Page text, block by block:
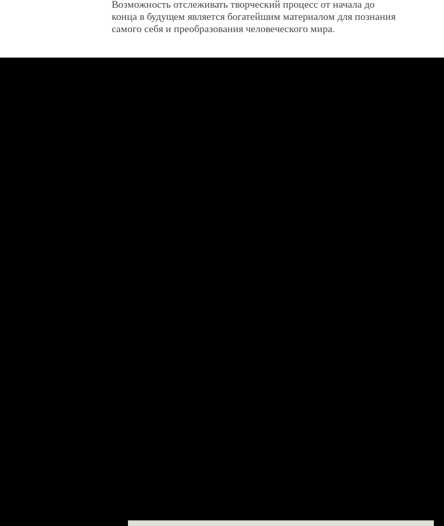
Возможность отслеживать творческий процесс от начала до
конца в будущем является богатейшим материалом для познания
самого себя и преобразования человеческого мира.